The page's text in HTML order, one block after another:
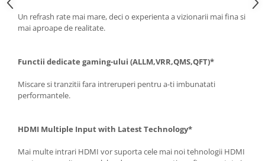
Un refrash rate mai mare, deci o experienta a vizionarii mai fina si
mai aproape de realitate.
Functii dedicate gaming-ului (ALLM,VRR,QMS,QFT)*
Miscare si tranzitii fara intreruperi pentru a-ti imbunatati
performantele.
HDMI Multiple Input with Latest Technology*
Mai multe intrari HDMI vor suporta cele mai noi tehnologii HDMI